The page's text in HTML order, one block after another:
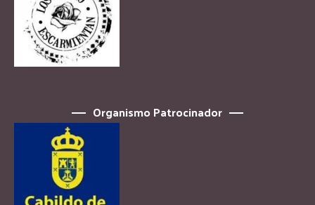
Organismo Patrocinador